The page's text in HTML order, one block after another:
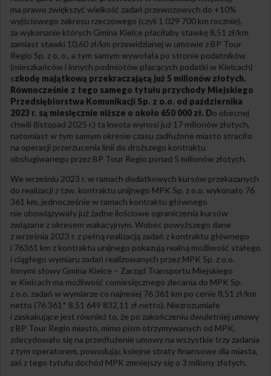
ma prawo zwiększyć wielkość zadań przewozowych do +10%
wyjściowego zakresu rzeczowego (czyli 1 029 700 km rocznie),
za wykonanie których Gmina Kielce płaciłaby stawkę 8,51 zł/km
zamiast stawki 10,60 zł/km przewidzianej w umowie z BP Tour
Regio Sp. z o. o., a tym samym wywołała po stronie podatników
(mieszkańców i innych podmiotów płacących podatki w Kielcach)
szkodę majątkową przekraczającą już 5 milionów złotych.
Równocześnie z tego samego tytułu przychody Miejskiego
Przedsiębiorstwa Komunikacji Sp. z o.o. od października
2023 r. są miesięcznie niższe o około 650 000 zł. Do obecnej
chwili (listopad 2025 r.) ta kwota wynosi już 17 milionów złotych,
natomiast w tym samym okresie czasu zadłużone miasto straciło
na operacji przerzucenia linii do droższego kontraktu
obsługiwanego przez BP Tour Regio ponad 5 milionów złotych.
We wrześniu 2023 r. w ramach dodatkowych kursów przekazanych
do realizacji z tzw. kontraktu unijnego MPK Sp. z o.o. wykonało 76
361 km, jednocześnie w ramach kontraktu głównego
nie obowiązywały już żadne ilościowe ograniczenia kursów
związane z okresem wakacyjnym. Wobec powyższego dane
z września 2023 r. z pełną realizacją zadań z kontraktu głównego
i 76361 km z kontraktu unijnego pokazują realną możliwość stałego
i ciągłego wymiaru zadań realizowanych przez MPK Sp. z o.o.
Innymi słowy Gmina Kielce – Zarząd Transportu Miejskiego
w Kielcach ma możliwość comiesięcznego zlecania do MPK Sp.
z o.o. zadań w wymiarze co najmniej 76 361 km po cenie 8,51 zł/km
netto (76 361* 8,51 649 832,11 zł netto). Niezrozumiałe
i zaskakujące jest również to, że po zakończeniu dwuletniej umowy
z BP Tour Regio miasto, mimo pism otrzymywanych od MPK,
zdecydowało się na przedłużenie umowy na wszystkie trzy zadania
z tym operatorem, powodując kolejne straty finansowe dla miasta,
zaś z tego tytułu dochód MPK zmniejszy się o 3 miliony złotych.